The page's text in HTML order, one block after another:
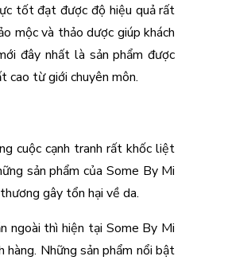
tốt đạt được độ hiệu quả rất
mộc và thảo dược giúp khách
đây nhất là sản phẩm được
cao từ giới chuyên môn.
cuộc cạnh tranh rất khốc liệt
sản phẩm của Some By Mi
gây tổn hại về da.
ngoài thì hiện tại Some By Mi
Những sản phẩm nổi bật